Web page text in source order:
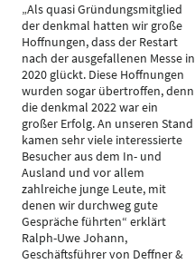
„Als quasi Gründungsmitglied
der denkmal hatten wir große
Hoffnungen, dass der Restart
nach der ausgefallenen Messe in
2020 glückt. Diese Hoffnungen
wurden sogar übertroffen, denn
die denkmal 2022 war ein
großer Erfolg. An unseren Stand
kamen sehr viele interessierte
Besucher aus dem In- und
Ausland und vor allem
zahlreiche junge Leute, mit
denen wir durchweg gute
Gespräche führten“ erklärt
Ralph-Uwe Johann,
Geschäftsführer von Deffner &